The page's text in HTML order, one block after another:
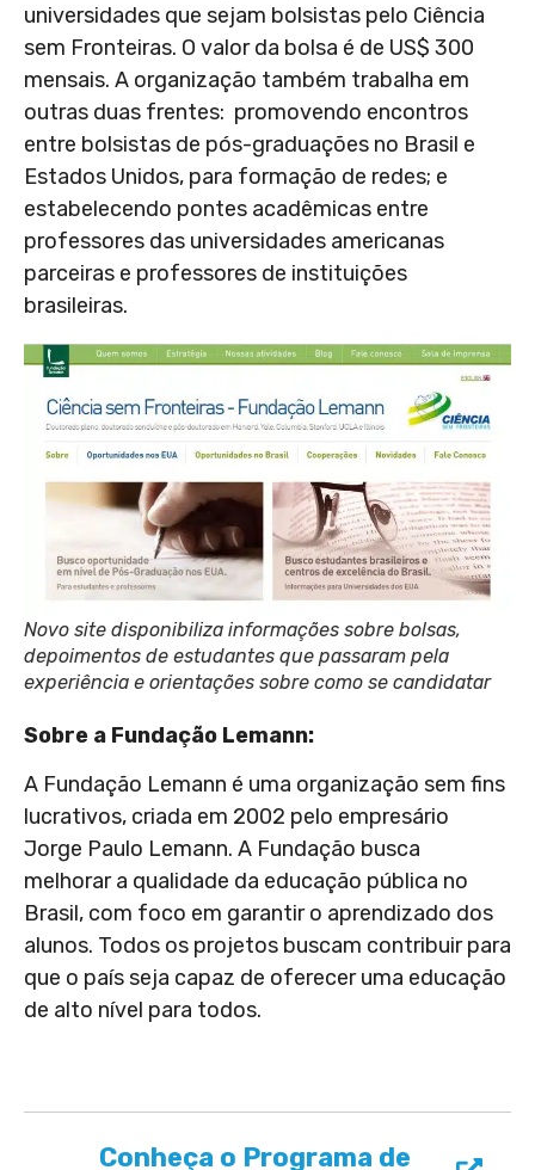
universidades que sejam bolsistas pelo Ciência
sem Fronteiras. O valor da bolsa é de US$ 300
mensais. A organização também trabalha em
outras duas frentes: promovendo encontros
entre bolsistas de pós-graduações no Brasil e
Estados Unidos, para formação de redes; e
estabelecendo pontes acadêmicas entre
professores das universidades americanas
parceiras e professores de instituições
brasileiras.
Novo site disponibiliza informações sobre bolsas,
depoimentos de estudantes que passaram pela
experiência e orientações sobre como se candidatar
Sobre a Fundação Lemann:
A Fundação Lemann é uma organização sem fins
lucrativos, criada em 2002 pelo empresário
Jorge Paulo Lemann. A Fundação busca
melhorar a qualidade da educação pública no
Brasil, com foco em garantir o aprendizado dos
alunos. Todos os projetos buscam contribuir para
que o país seja capaz de oferecer uma educação
de alto nível para todos.
Conheça o Programa de